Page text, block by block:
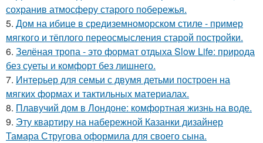
сохранив атмосферу старого побережья.
5. Дом на ибице в средиземноморском стиле - пример
мягкого и тёплого переосмысления старой постройки.
6. Зелёная тропа - это формат отдыха Slow Life: природа
без суеты и комфорт без лишнего.
7. Интерьер для семьи с двумя детьми построен на
мягких формах и тактильных материалах.
8. Плавучий дом в Лондоне: комфортная жизнь на воде.
9. Эту квартиру на набережной Казанки дизайнер
Тамара Стругова оформила для своего сына.